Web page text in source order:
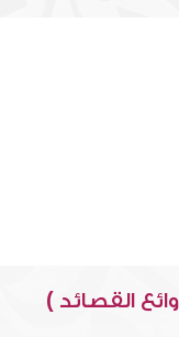
القصائد )